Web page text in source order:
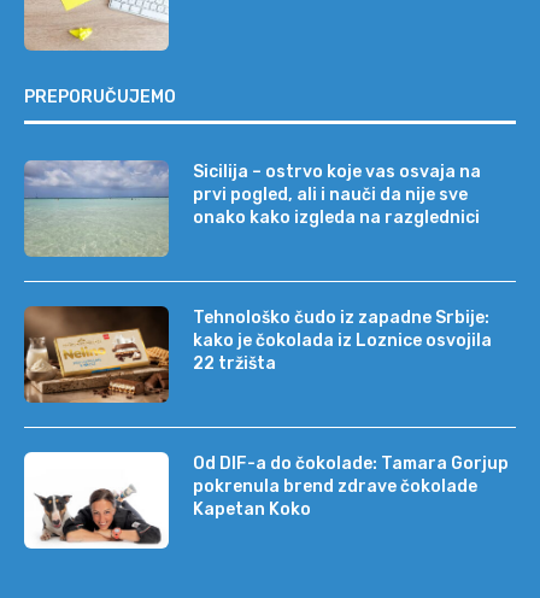
PREPORUČUJEMO
Sicilija – ostrvo koje vas osvaja na
prvi pogled, ali i nauči da nije sve
onako kako izgleda na razglednici
Tehnološko čudo iz zapadne Srbije:
kako je čokolada iz Loznice osvojila
22 tržišta
Od DIF-a do čokolade: Tamara Gorjup
pokrenula brend zdrave čokolade
Kapetan Koko